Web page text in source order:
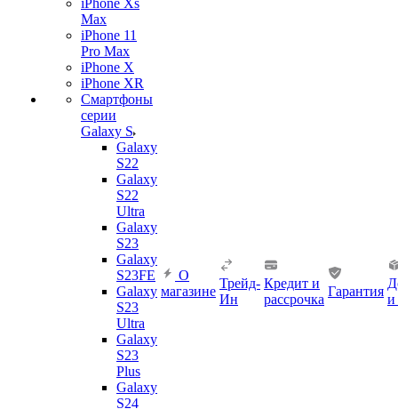
iPhone Xs
Max
iPhone 11
Pro Max
iPhone X
iPhone XR
Смартфоны
серии
Galaxy S
Galaxy
S22
Galaxy
S22
Ultra
Galaxy
S23
Galaxy
S23FE
Galaxy
S23
Ultra
Galaxy
S23
Plus
Galaxy
S24
О
магазине
Трейд-
Ин
Кредит и
рассрочка
Гарантия
и